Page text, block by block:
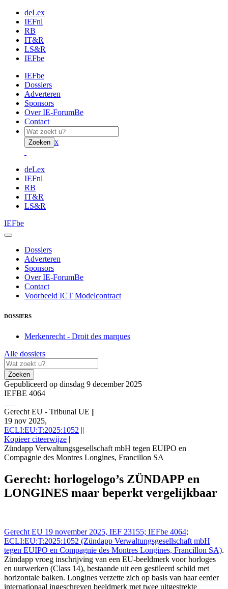
deLex
IEFnl
RB
IT&R
LS&R
IEFbe
IEFbe
Dossiers
Adverteren
Sponsors
Over IE-ForumBe
Contact
Zoeken x
deLex
IEFnl
RB
IT&R
LS&R
IEFbe
Dossiers
Adverteren
Sponsors
Over IE-ForumBe
Contact
Voorbeeld ICT Modelcontract
DOSSIERS
Merkenrecht - Droit des marques
Alle dossiers
Zoeken
Gepubliceerd op dinsdag 9 december 2025
IEFBE 4064
Gerecht EU - Tribunal UE ||
19 nov 2025,
ECLI:EU:T:2025:1052 ||
Kopieer citeerwijze ||
Zündapp Verwaltungsgesellschaft mbH tegen EUIPO en
Compagnie des Montres Longines, Francillon SA
ECLI:EU:T:2025:1052 (Zündapp Verwaltungsgesellschaft mbH
tegen EUIPO en Compagnie des Montres Longines, Francillon SA),
https://redactie-delex.cshark.nl/artikelen/gerecht-horlogelogo-s-
Gerecht: horlogelogo’s ZÜNDAPP en
LONGINES maar beperkt vergelijkbaar
Gerecht EU 19 november 2025, IEF 23155; IEFbe 4064;
ECLI:EU:T:2025:1052 (Zündapp Verwaltungsgesellschaft mbH
tegen EUIPO en Compagnie des Montres Longines, Francillon SA).
Zündapp vroeg inschrijving van een EU-beeldmerk voor horloges
en uurwerken (Class 14), bestaande uit een gestileerd schild met
horizontale balken. Longines verzette zich op basis van haar eerder
internationaal ingeschreven beeldmerk met twee uitgestrekte